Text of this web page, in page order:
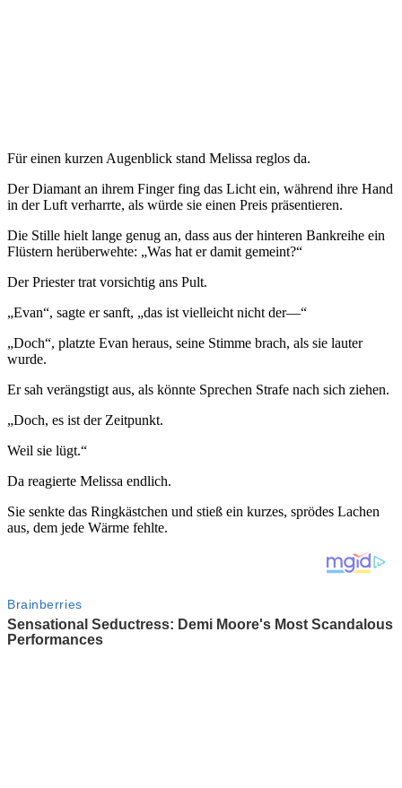
Für einen kurzen Augenblick stand Melissa reglos da.
Der Diamant an ihrem Finger fing das Licht ein, während ihre Hand
in der Luft verharrte, als würde sie einen Preis präsentieren.
Die Stille hielt lange genug an, dass aus der hinteren Bankreihe ein
Flüstern herüberwehte: „Was hat er damit gemeint?“
Der Priester trat vorsichtig ans Pult.
„Evan“, sagte er sanft, „das ist vielleicht nicht der—“
„Doch“, platzte Evan heraus, seine Stimme brach, als sie lauter
wurde.
Er sah verängstigt aus, als könnte Sprechen Strafe nach sich ziehen.
„Doch, es ist der Zeitpunkt.
Weil sie lügt.“
Da reagierte Melissa endlich.
Sie senkte das Ringkästchen und stieß ein kurzes, sprödes Lachen
aus, dem jede Wärme fehlte.